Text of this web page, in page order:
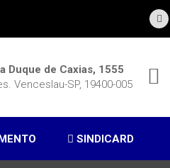
Duque de Caxias, 1555
Venceslau-SP, 19400-005
SINDICARD